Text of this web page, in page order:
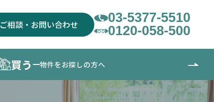
ご相談・お問い合わせ
03-5377-5510
0120-058-500
買う 物件をお探しの方へ